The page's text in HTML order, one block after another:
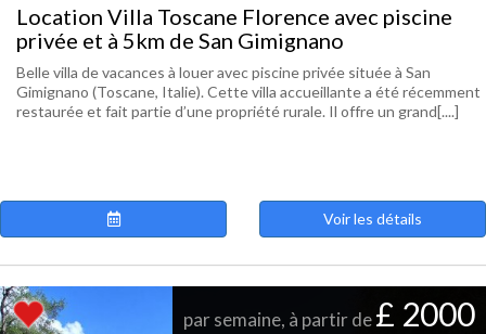
Location Villa Toscane Florence avec piscine
privée et à 5km de San Gimignano
Belle villa de vacances à louer avec piscine privée située à San
Gimignano (Toscane, Italie). Cette villa accueillante a été récemment
restaurée et fait partie d’une propriété rurale. Il offre un grand[....]
Voir les détails
par semaine, à partir de£ 2000